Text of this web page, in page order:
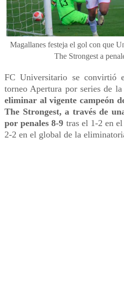
Magallanes festeja el gol con que
The Strongest a
FC Universitario se convirtió
torneo Apertura por series de
eliminar al vigente campeón
The Strongest, a través de
por penales 8-9 tras el 1-2 en
2-2 en el global de la